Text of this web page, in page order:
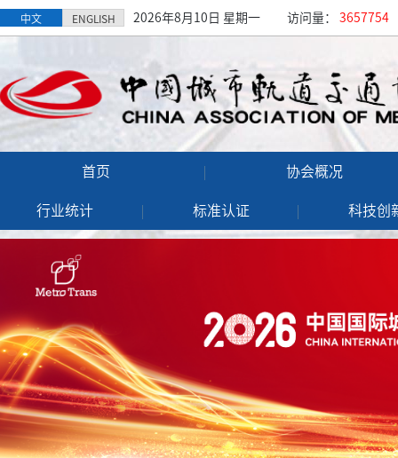
中文 ENGLISH 2026年8月10日 星期一 访问量： 3657754
首页 协会概况
行业统计 标准认证 科技创